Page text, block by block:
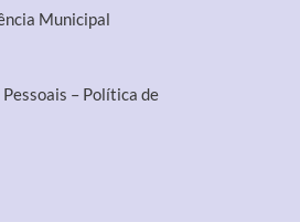
Municipal
– Política de